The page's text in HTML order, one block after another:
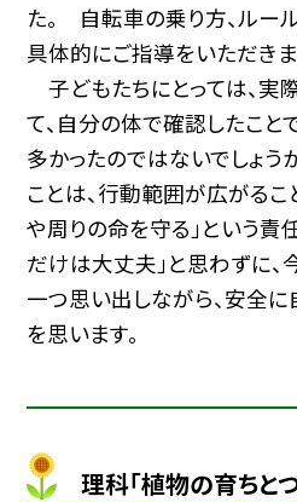
た。 自転車の乗り方、ルー
具体的にご指導をいただきま
子どもたちにとっては、実
て、自分の体で確認したこと
多かったのではないでしょう
ことは、行動範囲が広がるこ
や周りの命を守る」という責
だけは大丈夫」と思わずに
一つ思い出しながら、安全
を思います。
理科「植物の育ちとつ